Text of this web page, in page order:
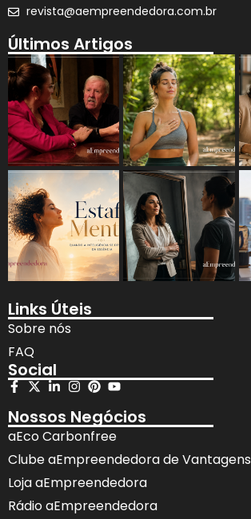
revista@aempreendedora.com.br
Últimos Artigos
Links Úteis
Sobre nós
FAQ
Social
Nossos Negócios
aEco Carbonfree
Clube aEmpreendedora de Vantagens
Loja aEmpreendedora
Rádio aEmpreendedora